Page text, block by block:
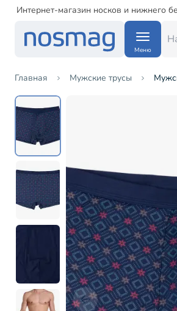
Интернет-магазин носков и нижнего
Меню
Главная Мужские трусы